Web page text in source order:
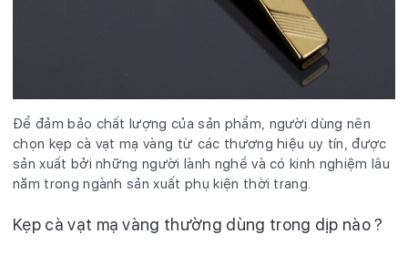
Để đảm bảo chất lượng của sản phẩm, người dùng nên
chọn kẹp cà vạt mạ vàng từ các thương hiệu uy tín, được
sản xuất bởi những người lành nghề và có kinh nghiệm lâu
năm trong ngành sản xuất phụ kiện thời trang.
Kẹp cà vạt mạ vàng thường dùng trong dịp nào ?